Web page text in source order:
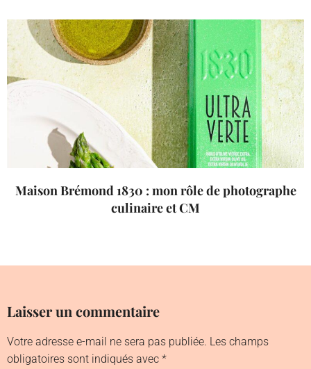
Maison Brémond 1830 : mon rôle de photographe
culinaire et CM
Laisser un commentaire
Votre adresse e-mail ne sera pas publiée. Les champs
obligatoires sont indiqués avec *